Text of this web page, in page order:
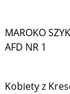
MAROKO
AFD NR 1
Kobiety z